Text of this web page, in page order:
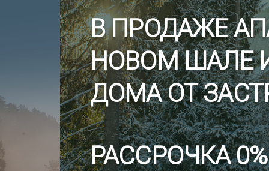
В ПРОДАЖЕ
НОВОМ ШАЛЕ
ДОМА ОТ
РАССРОЧКА 0%